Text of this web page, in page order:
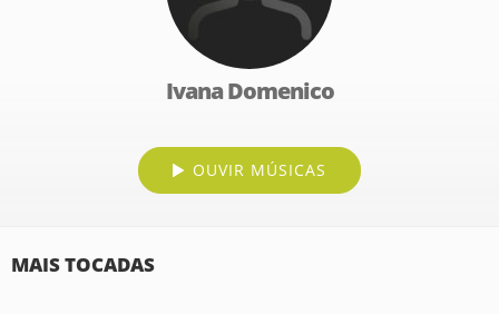
Ivana Domenico
OUVIR MÚSICAS
MAIS TOCADAS